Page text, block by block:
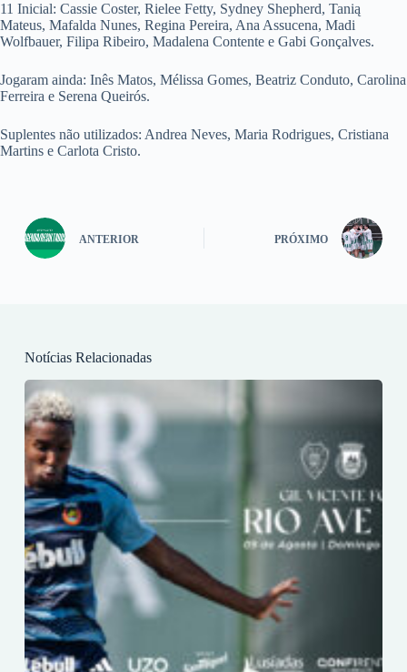
11 Inicial: Cassie Coster, Rielee Fetty, Sydney Shepherd, Tanią
Mateus, Mafalda Nunes, Regina Pereira, Ana Assucena, Madi
Wolfbauer, Filipa Ribeiro, Madalena Contente e Gabi Gonçalves.
Jogaram ainda: Inês Matos, Mélissa Gomes, Beatriz Conduto, Carolina
Ferreira e Serena Queirós.
Suplentes não utilizados: Andrea Neves, Maria Rodrigues, Cristiana
Martins e Carlota Cristo.
ANTERIOR PRÓXIMO
Notícias Relacionadas